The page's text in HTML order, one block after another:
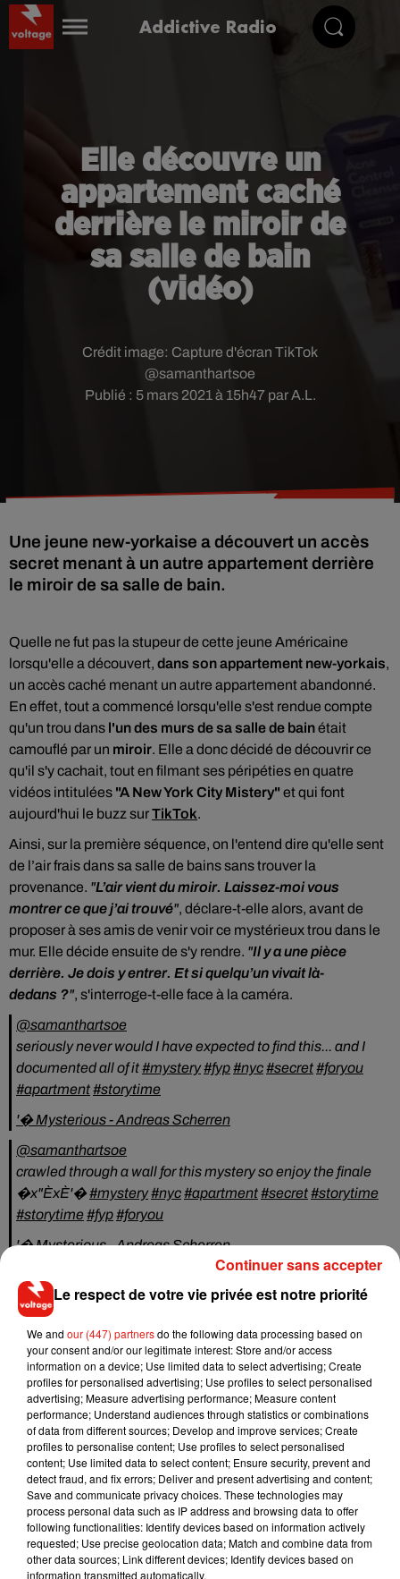
Addictive Radio
Elle découvre un
appartement caché
derrière le miroir de
sa salle de bain
(vidéo)
Publié : 5 mars 2021 à 15h47 par A.L.
Crédit image: Capture d'écran TikTok
@samanthartsoe
Une jeune new-yorkaise a découvert un accès
secret menant à un autre appartement derrière
le miroir de sa salle de bain.
Quelle ne fut pas la stupeur de cette jeune Américaine
lorsqu'elle a découvert, dans son appartement new-yorkais,
un accès caché menant un autre appartement abandonné.
En effet, tout a commencé lorsqu'elle s'est rendue compte
qu'un trou dans l'un des murs de sa salle de bainétait
camouflé par un miroir. Elle a donc décidé de découvrir ce
qu'il s'y cachait, tout en filmant ses péripéties en quatre
vidéos intitulées "A New York City Mistery"et qui font
aujourd'hui le buzz surTikTok.
Ainsi, sur la première séquence, on l'entend dire qu'elle sent
de l’air frais dans sa salle de bains sans trouver la
provenance. "L’air vient du miroir. Laissez-moi vous
montrer ce que j’ai trouvé", déclare-t-elle alors, avant de
proposer à ses amis de venir voir ce mystérieux trou dans le
mur. Elle décide ensuite de s'y rendre. "Il y a une pièce
derrière. Je dois y entrer. Et si quelqu’un vivait là-
dedans ?", s'interroge-t-elle face à la caméra.
@samanthartsoe
seriously never would I have expected to find this... and I
documented all of it#mystery#fyp#nyc#secret#foryou
#apartment#storytime
'� Mysterious - Andreas Scherren
@samanthartsoe
crawled through a wall for this mystery so enjoy the finale
�x"ÈxÈ‍'�️#mystery#nyc#apartment#secret#storytime
#storytime#fyp#foryou
'� Mysterious - Andreas Scherren
Un appartement abandonné
Ce n'est que dans la quatrième partie que l'on découvre la
jeune femme arriver dans un appartement inhabité,
totalement délabré. Néanmoins, des personnes semblent
être passées par-là : des sacs-poubelles sont sur le sol. À la
fin de la dernière vidéo, elle conclut avec humour :"Mon
propriétaire va recevoir un appel téléphonique très
amusant demain". Devenues virales, ses vidéos ont été
visionnées plus d’un million de fois, et l’une d’elles atteint
près de 9 millions de vues.
Musique
Le respect de votre vie privée est notre priorité
We and our (447) partnersdo the following data processing based on
your consent and/or our legitimate interest: Store and/or access
information on a device; Use limited data to select advertising; Create
profiles for personalised advertising; Use profiles to select personalised
advertising; Measure advertising performance; Measure content
performance; Understand audiences through statistics or combinations
of data from different sources; Develop and improve services; Create
profiles to personalise content; Use profiles to select personalised
content; Use limited data to select content; Ensure security, prevent and
detect fraud, and fix errors; Deliver and present advertising and content;
Save and communicate privacy choices. These technologies may
process personal data such as IP address and browsing data to offer
following functionalities: Identify devices based on information actively
requested; Use precise geolocation data; Match and combine data from
other data sources; Link different devices; Identify devices based on
information transmitted automatically.
Continuer sans accepter